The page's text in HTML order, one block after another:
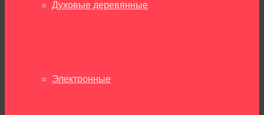
Духовые деревянные
Электронные